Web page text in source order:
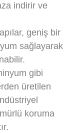
indirir ve
geniş bir
sağlayarak
gibi
üretilen
koruma